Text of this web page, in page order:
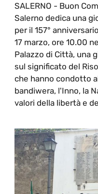
SALERNO - Buon
Salerno dedica una
per il 157°
17 marzo, ore 10.00
Palazzo di Città, una
sul significato del
che hanno condotto
bandiwera, l'Inno, la
valori della libertà e